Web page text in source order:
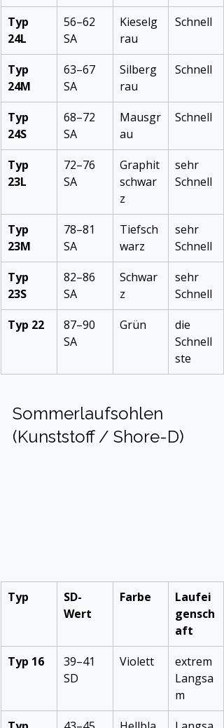
Typ
24L
56–62
SA
Kieselg
rau
Schnell
Typ
24M
63–67
SA
Silberg
rau
Schnell
Typ
24S
68–72
SA
Mausgr
au
Schnell
Typ
23L
72–76
SA
Graphit
schwar
z
sehr
Schnell
Typ
23M
78–81
SA
Tiefsch
warz
sehr
Schnell
Typ
23S
82–86
SA
Schwar
z
sehr
Schnell
Typ 22
87–90
SA
Grün
die
Schnell
ste
Sommerlaufsohlen
(Kunststoff / Shore-D)
Typ
SD-
Wert
Farbe
Laufei
gensch
aft
Typ 16
39–41
SD
Violett
extrem
Langsa
m